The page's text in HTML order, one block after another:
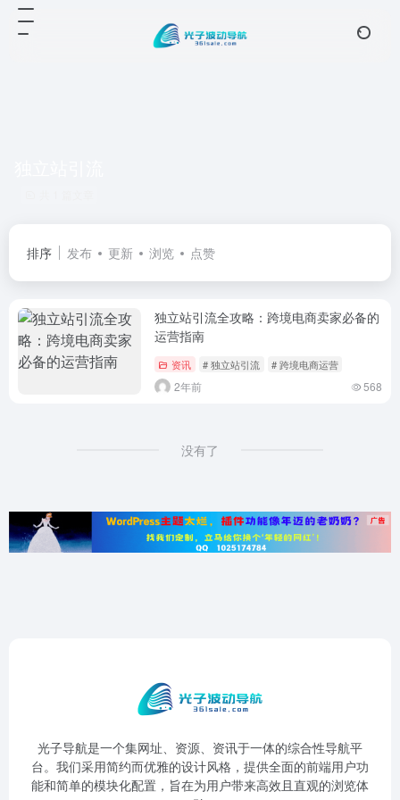
排序 发布 更新 浏览 点赞
独立站引流全攻略：跨境电商卖家必备的
运营指南
资讯 # 独立站引流 # 跨境电商运营
2年前 568
没有了
光子导航是一个集网址、资源、资讯于一体的综合性导航平
台。我们采用简约而优雅的设计风格，提供全面的前端用户功
能和简单的模块化配置，旨在为用户带来高效且直观的浏览体